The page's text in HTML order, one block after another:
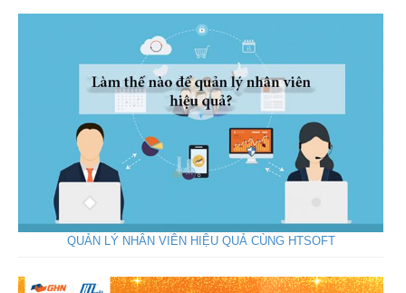
QUẢN LÝ NHÂN VIÊN HIỆU QUẢ CÙNG HTSOFT